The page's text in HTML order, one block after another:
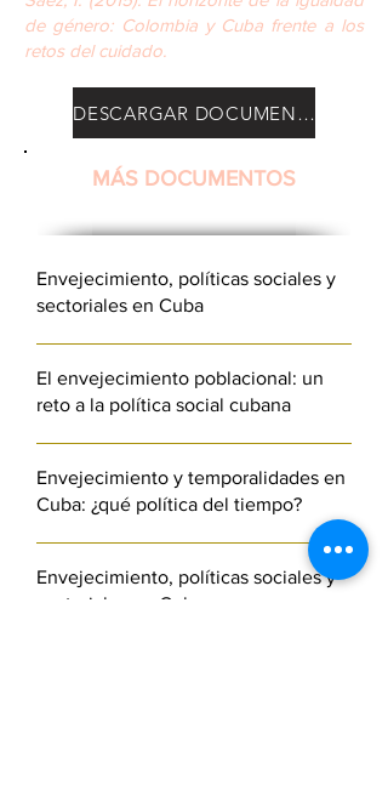
de género: Colombia y Cuba frente a los
retos del cuidado.
DESCARGAR DOCUMENTO
MÁS DOCUMENTOS
Envejecimiento, políticas sociales y
sectoriales en Cuba
El envejecimiento poblacional: un
reto a la política social cubana
Envejecimiento y temporalidades en
Cuba: ¿qué política del tiempo?
Envejecimiento, políticas sociales y
sectoriales en Cuba